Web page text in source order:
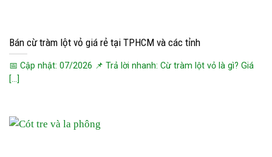
Bán cừ tràm lột vỏ giá rẻ tại TPHCM và các tỉnh
📅 Cập nhật: 07/2026 📌 Trả lời nhanh: Cừ tràm lột vỏ là gì? Giá
[...]